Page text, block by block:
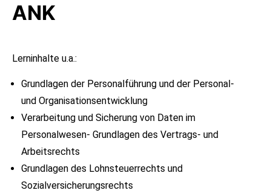
ANK
Lerninhalte u.a.:
Grundlagen der Personalführung und der Personal-
und Organisationsentwicklung
Verarbeitung und Sicherung von Daten im
Personalwesen- Grundlagen des Vertrags- und
Arbeitsrechts
Grundlagen des Lohnsteuerrechts und
Sozialversicherungsrechts